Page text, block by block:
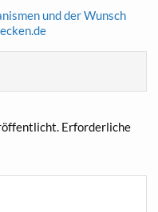
und der Wunsch
Erforderliche